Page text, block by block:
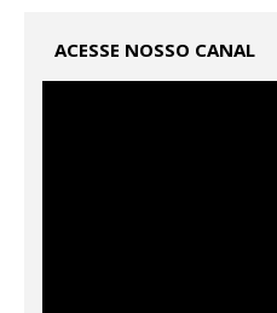
ACESSE NOSSO CANAL